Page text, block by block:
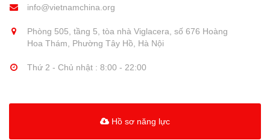
info@vietnamchina.org
Phòng 505, tầng 5, tòa nhà Viglacera, số 676 Hoàng
Hoa Thám, Phường Tây Hồ, Hà Nội
Thứ 2 - Chủ nhật : 8:00 - 22:00
Hồ sơ năng lực